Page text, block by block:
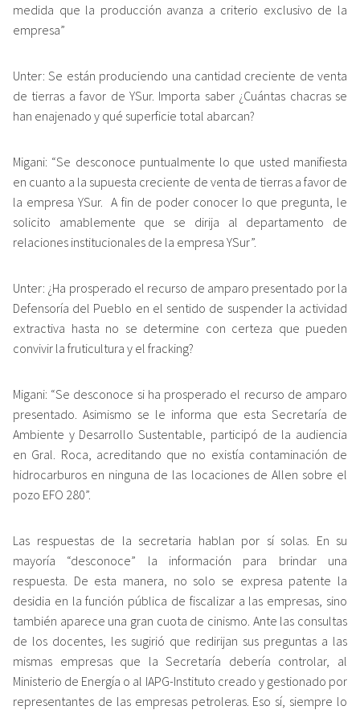
medida que la producción avanza a criterio exclusivo de la
empresa”
Unter: Se están produciendo una cantidad creciente de venta
de tierras a favor de YSur. Importa saber ¿Cuántas chacras se
han enajenado y qué superficie total abarcan?
Migani: “Se desconoce puntualmente lo que usted manifiesta
en cuanto a la supuesta creciente de venta de tierras a favor de
la empresa YSur. A fin de poder conocer lo que pregunta, le
solicito amablemente que se dirija al departamento de
relaciones institucionales de la empresa YSur”.
Unter: ¿Ha prosperado el recurso de amparo presentado por la
Defensoría del Pueblo en el sentido de suspender la actividad
extractiva hasta no se determine con certeza que pueden
convivir la fruticultura y el fracking?
Migani: “Se desconoce si ha prosperado el recurso de amparo
presentado. Asimismo se le informa que esta Secretaría de
Ambiente y Desarrollo Sustentable, participó de la audiencia
en Gral. Roca, acreditando que no existía contaminación de
hidrocarburos en ninguna de las locaciones de Allen sobre el
pozo EFO 280”.
Las respuestas de la secretaria hablan por sí solas. En su
mayoría “desconoce” la información para brindar una
respuesta. De esta manera, no solo se expresa patente la
desidia en la función pública de fiscalizar a las empresas, sino
también aparece una gran cuota de cinismo. Ante las consultas
de los docentes, les sugirió que redirijan sus preguntas a las
mismas empresas que la Secretaría debería controlar, al
Ministerio de Energía o al IAPG-Instituto creado y gestionado por
representantes de las empresas petroleras. Eso sí, siempre lo